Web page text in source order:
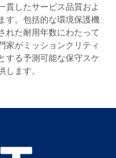
貫したサービス品質およ
す。包括的な環境保護機
れた耐用年数にわたって
家がミッションクリティ
する予測可能な保守スケ
ます。